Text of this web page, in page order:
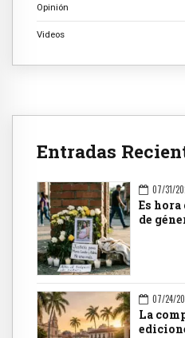
Opinión
Videos
Entradas
07/31/
Es
de
07/24/
La